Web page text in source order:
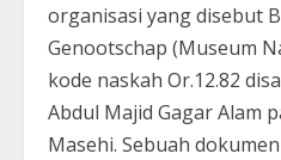
organisasi yang disebut
Genootschap (Museum
kode naskah Or.12.82
Abdul Majid Gagar Alam
Masehi. Sebuah